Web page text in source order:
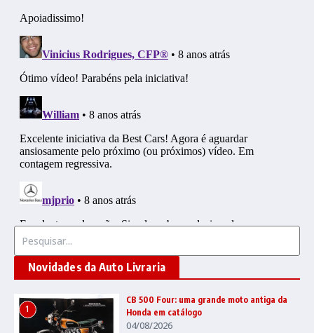
Novidades da Auto Livraria
1
CB 500 Four: uma grande moto antiga da
Honda em catálogo
04/08/2026